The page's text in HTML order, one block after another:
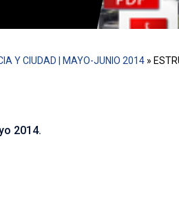
Y CIUDAD | MAYO-JUNIO 2014 »
2014.